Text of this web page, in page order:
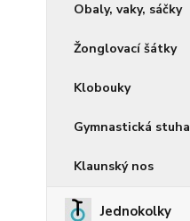
Obaly, vaky, sáčky
Žonglovací šátky
Klobouky
Gymnastická stuha
Klaunský nos
Jednokolky